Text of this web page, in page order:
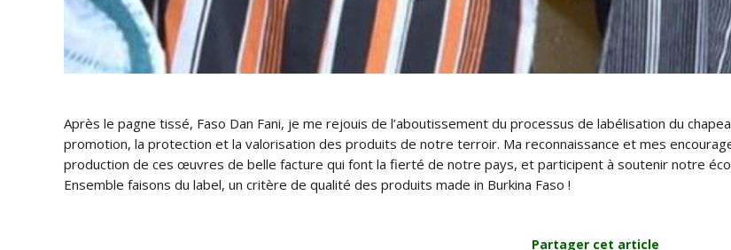
Après le pagne tissé, Faso Dan Fani, je me rejouis de l’aboutissement du processus de labélisation du
promotion, la protection et la valorisation des produits de notre terroir. Ma reconnaissance et mes
production de ces œuvres de belle facture qui font la fierté de notre pays, et participent à soutenir notre
Ensemble faisons du label, un critère de qualité des produits made in Burkina Faso !
Partager cet article